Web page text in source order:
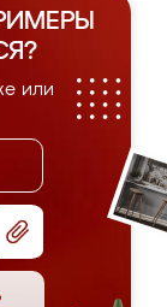
или